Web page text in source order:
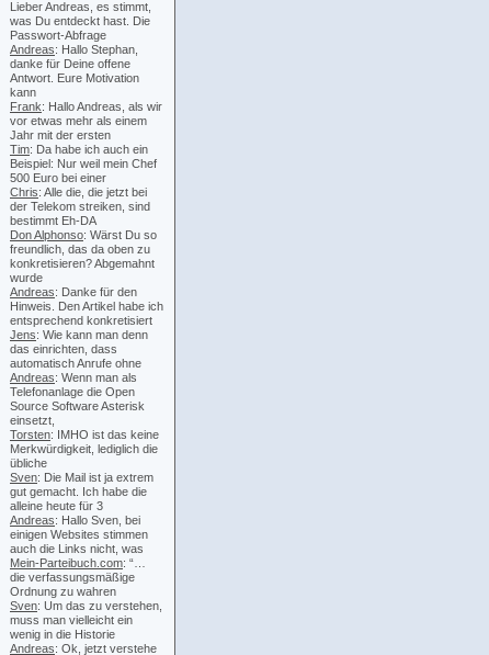
Lieber Andreas, es stimmt,
was Du entdeckt hast. Die
Passwort-Abfrage
Andreas: Hallo Stephan,
danke für Deine offene
Antwort. Eure Motivation
kann
Frank: Hallo Andreas, als wir
vor etwas mehr als einem
Jahr mit der ersten
Tim: Da habe ich auch ein
Beispiel: Nur weil mein Chef
500 Euro bei einer
Chris: Alle die, die jetzt bei
der Telekom streiken, sind
bestimmt Eh-DA
Don Alphonso: Wärst Du so
freundlich, das da oben zu
konkretisieren? Abgemahnt
wurde
Andreas: Danke für den
Hinweis. Den Artikel habe ich
entsprechend konkretisiert
Jens: Wie kann man denn
das einrichten, dass
automatisch Anrufe ohne
Andreas: Wenn man als
Telefonanlage die Open
Source Software Asterisk
einsetzt,
Torsten: IMHO ist das keine
Merkwürdigkeit, lediglich die
übliche
Sven: Die Mail ist ja extrem
gut gemacht. Ich habe die
alleine heute für 3
Andreas: Hallo Sven, bei
einigen Websites stimmen
auch die Links nicht, was
Mein-Parteibuch.com: “…
die verfassungsmäßige
Ordnung zu wahren
Sven: Um das zu verstehen,
muss man vielleicht ein
wenig in die Historie
Andreas: Ok, jetzt verstehe